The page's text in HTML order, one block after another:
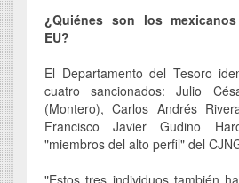
¿Quiénes son los
EU?
El Departamento del Tesoro
cuatro sancionados: Julio
(Montero), Carlos Andrés
Francisco Javier Gudino
"miembros del alto perfil" del
"Estos tres individuos también